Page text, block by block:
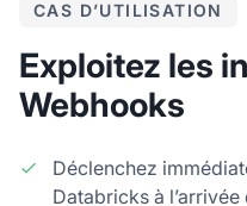
CAS D’UTILISATION
Exploitez les
Webhooks
Déclenchez
Databricks à